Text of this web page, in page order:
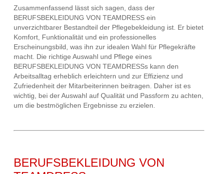
Zusammenfassend lässt sich sagen, dass der
BERUFSBEKLEIDUNG VON TEAMDRESS ein
unverzichtbarer Bestandteil der Pflegebekleidung ist. Er bietet
Komfort, Funktionalität und ein professionelles
Erscheinungsbild, was ihn zur idealen Wahl für Pflegekräfte
macht. Die richtige Auswahl und Pflege eines
BERUFSBEKLEIDUNG VON TEAMDRESSs kann den
Arbeitsalltag erheblich erleichtern und zur Effizienz und
Zufriedenheit der Mitarbeiterinnen beitragen. Daher ist es
wichtig, bei der Auswahl auf Qualität und Passform zu achten,
um die bestmöglichen Ergebnisse zu erzielen.
BERUFSBEKLEIDUNG VON